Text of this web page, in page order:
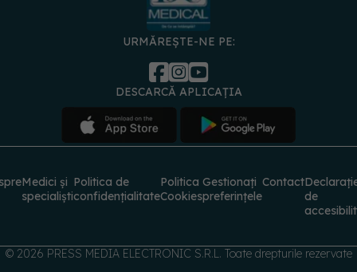
DESCARCĂ APLICAȚIA
Medici și Politica de
Politica Gestionați Contact
© 2026 PRESS MEDIA ELECTRONIC S.R.L. Toate drepturile rezervate